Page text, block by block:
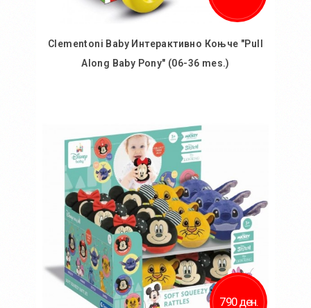
Clementoni Baby Интерактивно Коњче "Pull
Along Baby Pony" (06-36 mes.)
Додај во желби
Додај за споредба
790 ден.